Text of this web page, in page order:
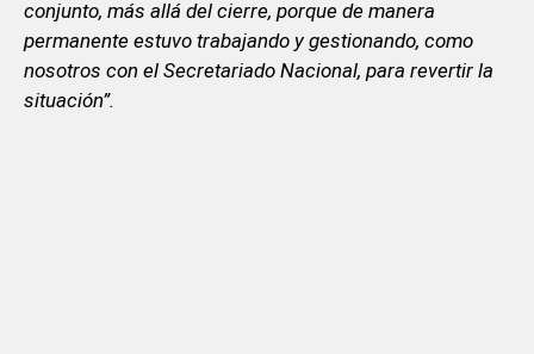
conjunto, más allá del cierre, porque de manera
permanente estuvo trabajando y gestionando, como
nosotros con el Secretariado Nacional, para revertir la
situación”.